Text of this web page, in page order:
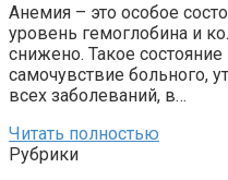
Анемия – это особое
уровень гемоглобина и
снижено. Такое
самочувствие больного,
всех заболеваний, в…
Читать полностью
Рубрики